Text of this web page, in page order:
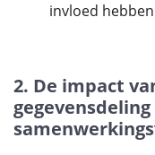
invloed
2. De impact